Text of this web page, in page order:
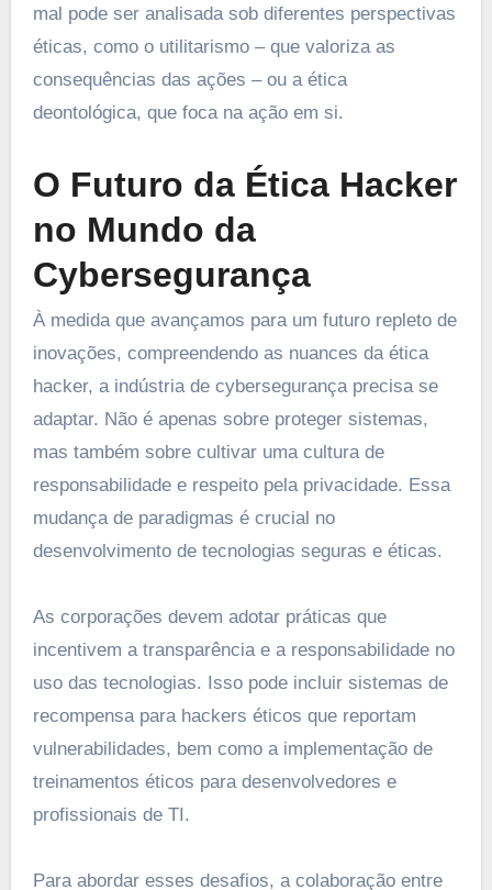
mal pode ser analisada sob diferentes perspectivas
éticas, como o utilitarismo – que valoriza as
consequências das ações – ou a ética
deontológica, que foca na ação em si.
O Futuro da Ética Hacker
no Mundo da
Cybersegurança
À medida que avançamos para um futuro repleto de
inovações, compreendendo as nuances da ética
hacker, a indústria de cybersegurança precisa se
adaptar. Não é apenas sobre proteger sistemas,
mas também sobre cultivar uma cultura de
responsabilidade e respeito pela privacidade. Essa
mudança de paradigmas é crucial no
desenvolvimento de tecnologias seguras e éticas.
As corporações devem adotar práticas que
incentivem a transparência e a responsabilidade no
uso das tecnologias. Isso pode incluir sistemas de
recompensa para hackers éticos que reportam
vulnerabilidades, bem como a implementação de
treinamentos éticos para desenvolvedores e
profissionais de TI.
Para abordar esses desafios, a colaboração entre